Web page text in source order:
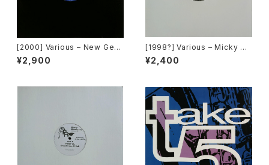
[2000] Various – New Gen
eration / Back To The "Dis
co" ~私もDiscoへ連れていっ
¥2,900
[1998?] Various – Micky Re
cords Vol.41 [Micky Recor
ds.][PROMO]
¥2,400